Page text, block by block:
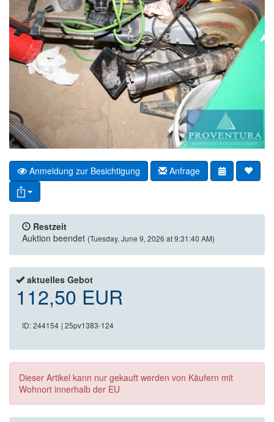
Anmeldung zur Besichtigung Anfrage
Restzeit
Auktion beendet (Tuesday, June 9, 2026 at 9:31:40 AM)
aktuelles Gebot
112,50 EUR
ID: 244154 | 25pv1383-124
Dieser Artikel kann nur gekauft werden von Käufern mit
Wohnort innerhalb der EU